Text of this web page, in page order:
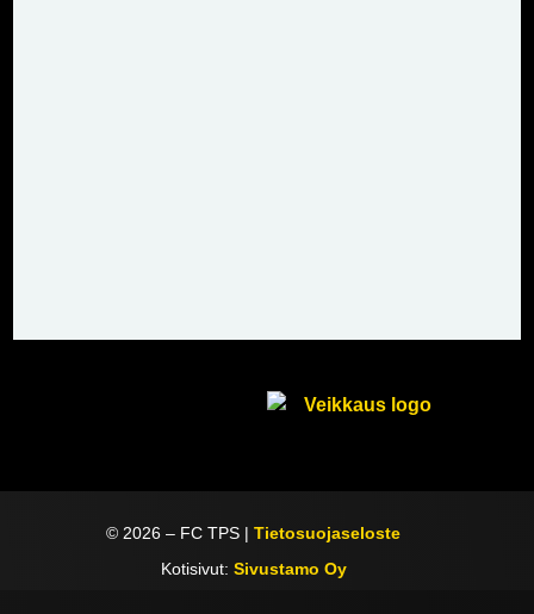
© 2026 – FC TPS |Tietosuojaseloste
Kotisivut: Sivustamo Oy